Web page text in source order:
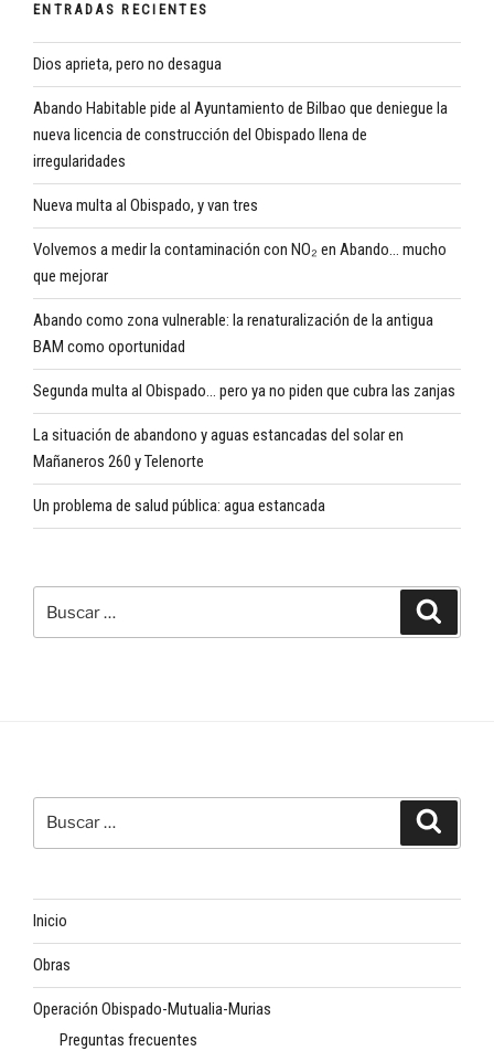
ENTRADAS RECIENTES
Dios aprieta, pero no desagua
Abando Habitable pide al Ayuntamiento de Bilbao que deniegue la
nueva licencia de construcción del Obispado llena de
irregularidades
Nueva multa al Obispado, y van tres
Volvemos a medir la contaminación con NO₂ en Abando… mucho
que mejorar
Abando como zona vulnerable: la renaturalización de la antigua
BAM como oportunidad
Segunda multa al Obispado… pero ya no piden que cubra las zanjas
La situación de abandono y aguas estancadas del solar en
Mañaneros 260 y Telenorte
Un problema de salud pública: agua estancada
por:
Inicio
Obras
Operación Obispado-Mutualia-Murias
Preguntas frecuentes